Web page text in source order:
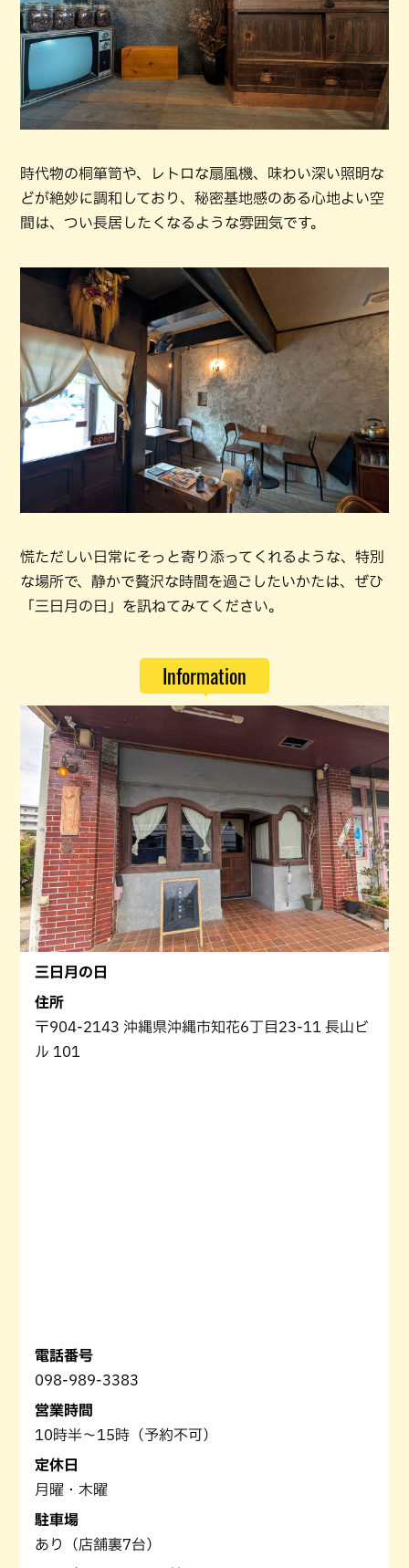
時代物の桐箪笥や、レトロな扇風機、味わい深い照明な
どが絶妙に調和しており、秘密基地感のある心地よい空
間は、つい長居したくなるような雰囲気です。
慌ただしい日常にそっと寄り添ってくれるような、特別
な場所で、静かで贅沢な時間を過ごしたいかたは、ぜひ
「三日月の日」を訊ねてみてください。
Information
三日月の日
住所
〒904-2143 沖縄県沖縄市知花6丁目23-11 長山ビ
ル 101
電話番号
098-989-3383
営業時間
10時半〜15時（予約不可）
定休日
月曜・木曜
駐車場
あり（店舗裏7台）